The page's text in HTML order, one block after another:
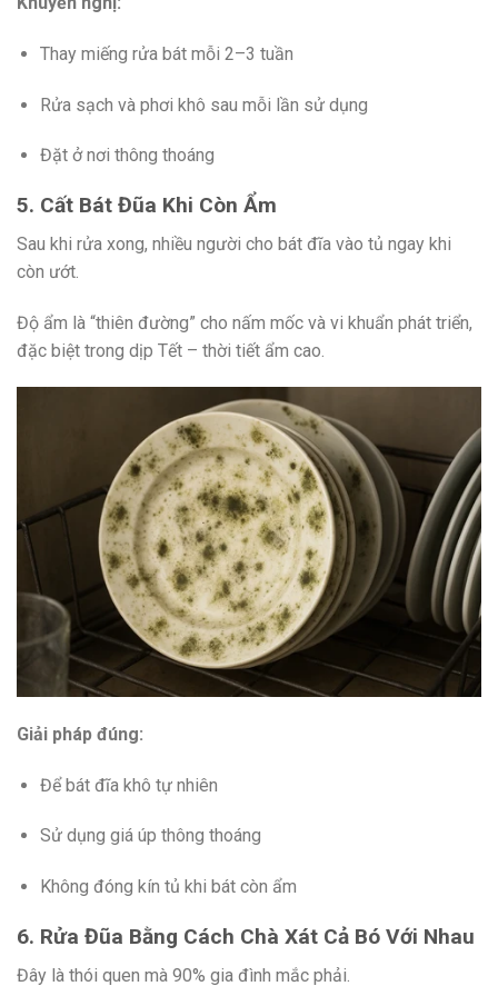
Thay miếng rửa bát mỗi 2–3 tuần
Rửa sạch và phơi khô sau mỗi lần sử dụng
Đặt ở nơi thông thoáng
5. Cất Bát Đũa Khi Còn Ẩm
Sau khi rửa xong, nhiều người cho bát đĩa vào tủ ngay khi
còn ướt.
Độ ẩm là “thiên đường” cho nấm mốc và vi khuẩn phát triển,
đặc biệt trong dịp Tết – thời tiết ẩm cao.
Giải pháp đúng:
Để bát đĩa khô tự nhiên
Sử dụng giá úp thông thoáng
Không đóng kín tủ khi bát còn ẩm
6. Rửa Đũa Bằng Cách Chà Xát Cả Bó Với Nhau
Đây là thói quen mà 90% gia đình mắc phải.